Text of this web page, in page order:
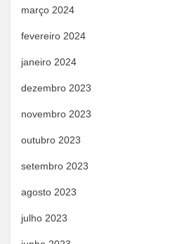
março 2024
fevereiro 2024
janeiro 2024
dezembro 2023
novembro 2023
outubro 2023
setembro 2023
agosto 2023
julho 2023